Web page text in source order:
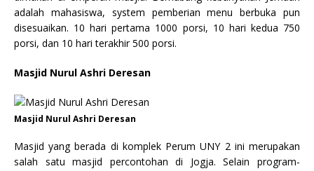
adalah mahasiswa, system pemberian menu berbuka pun
disesuaikan. 10 hari pertama 1000 porsi, 10 hari kedua 750
porsi, dan 10 hari terakhir 500 porsi.
Masjid Nurul Ashri Deresan
Masjid Nurul Ashri Deresan
Masjid yang berada di komplek Perum UNY 2 ini merupakan
salah satu masjid percontohan di Jogja. Selain program-